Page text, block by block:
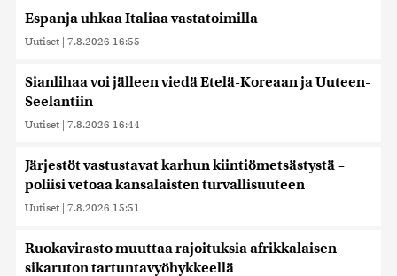
saatetaan myös siirtää ulkomaille.
Espanja uhkaa Italiaa vastatoimilla
Uutiset | 7.8.2026 16:55
Sianlihaa voi jälleen viedä Etelä-Koreaan ja Uuteen-
Seelantiin
Uutiset | 7.8.2026 16:44
Järjestöt vastustavat karhun kiintiömetsästystä –
poliisi vetoaa kansalaisten turvallisuuteen
Uutiset | 7.8.2026 15:51
Ruokavirasto muuttaa rajoituksia afrikkalaisen
sikaruton tartuntavyöhykkeellä